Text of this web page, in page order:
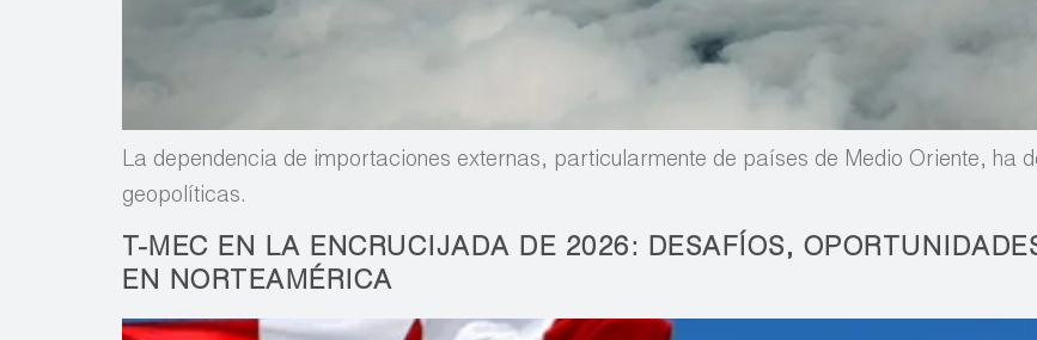
La dependencia de importaciones externas, particularmente de países de Medio Oriente, ha
geopolíticas.
T-MEC EN LA ENCRUCIJADA DE 2026: DESAFÍOS,
EN NORTEAMÉRICA